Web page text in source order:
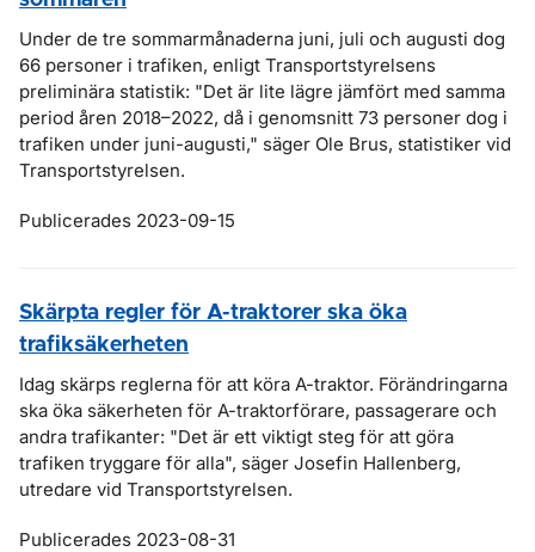
Under de tre sommarmånaderna juni, juli och augusti dog
66 personer i trafiken, enligt Transportstyrelsens
preliminära statistik: "Det är lite lägre jämfört med samma
period åren 2018–2022, då i genomsnitt 73 personer dog i
trafiken under juni-augusti," säger Ole Brus, statistiker vid
Transportstyrelsen.
Publicerades 2023-09-15
Skärpta regler för A-traktorer ska öka
trafiksäkerheten
Idag skärps reglerna för att köra A-traktor. Förändringarna
ska öka säkerheten för A-traktorförare, passagerare och
andra trafikanter: "Det är ett viktigt steg för att göra
trafiken tryggare för alla", säger Josefin Hallenberg,
utredare vid Transportstyrelsen.
Publicerades 2023-08-31